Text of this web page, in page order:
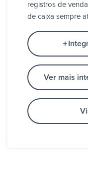
registros de
de caixa sempre
Ver mais